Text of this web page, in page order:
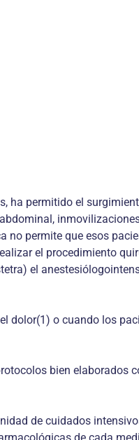
ha permitido el
no permite que esos
el procedimiento
el
dolor(1) o cuando los
bien elaborados
de cuidados